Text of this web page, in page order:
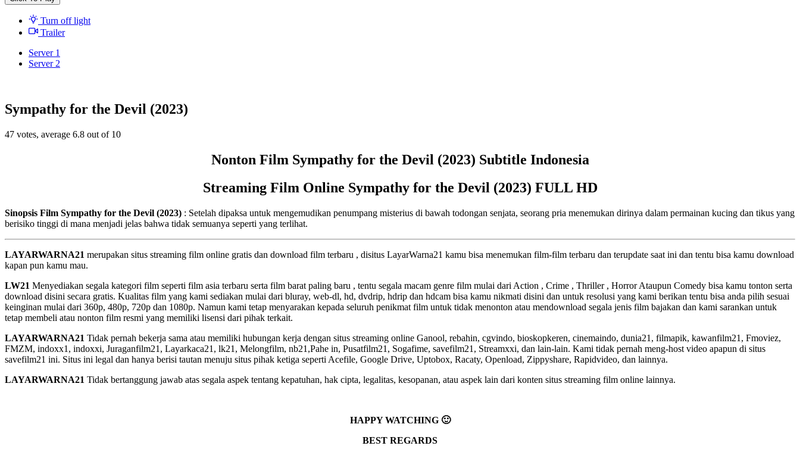
Turn off light
Trailer
Server 1
Server 2
Sympathy for the Devil (2023)
47 votes, average 6.8 out of 10
Nonton Film Sympathy for the Devil (2023) Subtitle Indonesia
Streaming Film Online Sympathy for the Devil (2023) FULL HD
Sinopsis Film Sympathy for the Devil (2023) : Setelah dipaksa untuk mengemudikan penumpang misterius di bawah todongan senjata, seorang pria menemukan dirinya dalam permainan kucing dan tikus yang
berisiko tinggi di mana menjadi jelas bahwa tidak semuanya seperti yang terlihat.
LAYARWARNA21 merupakan situs streaming film online gratis dan download film terbaru , disitus LayarWarna21 kamu bisa menemukan film-film terbaru dan terupdate saat ini dan tentu bisa kamu download
kapan pun kamu mau.
LW21 Menyediakan segala kategori film seperti film asia terbaru serta film barat paling baru , tentu segala macam genre film mulai dari Action , Crime , Thriller , Horror Ataupun Comedy bisa kamu tonton serta
download disini secara gratis. Kualitas film yang kami sediakan mulai dari bluray, web-dl, hd, dvdrip, hdrip dan hdcam bisa kamu nikmati disini dan untuk resolusi yang kami berikan tentu bisa anda pilih sesuai
keinginan mulai dari 360p, 480p, 720p dan 1080p. Namun kami tetap menyarakan kepada seluruh penikmat film untuk tidak menonton atau mendownload segala jenis film bajakan dan kami sarankan untuk
tetap membeli atau nonton film resmi yang memiliki lisensi dari pihak terkait.
LAYARWARNA21 Tidak pernah bekerja sama atau memiliki hubungan kerja dengan situs streaming online Ganool, rebahin, cgvindo, bioskopkeren, cinemaindo, dunia21, filmapik, kawanfilm21, Fmoviez,
FMZM, indoxx1, indoxxi, Juraganfilm21, Layarkaca21, lk21, Melongfilm, nb21,Pahe in, Pusatfilm21, Sogafime, savefilm21, Streamxxi, dan lain-lain. Kami tidak pernah meng-host video apapun di situs
savefilm21 ini. Situs ini legal dan hanya berisi tautan menuju situs pihak ketiga seperti Acefile, Google Drive, Uptobox, Racaty, Openload, Zippyshare, Rapidvideo, dan lainnya.
LAYARWARNA21 Tidak bertanggung jawab atas segala aspek tentang kepatuhan, hak cipta, legalitas, kesopanan, atau aspek lain dari konten situs streaming film online lainnya.
HAPPY WATCHING 🙂
BEST REGARDS